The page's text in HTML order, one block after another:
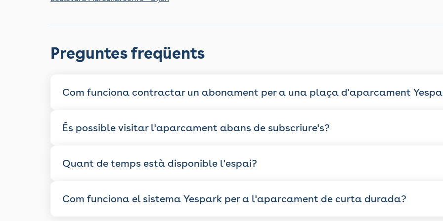
Preguntes freqüents
Com funciona contractar un abonament per a una plaça d'aparcament
És possible visitar l'aparcament abans de subscriure's?
Quant de temps està disponible l'espai?
Com funciona el sistema Yespark per a l'aparcament de curta durada?